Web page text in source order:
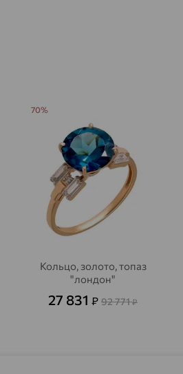
Кольцо, золото, топаз
"лондон"
27 831 ₽ 92 771₽
70%